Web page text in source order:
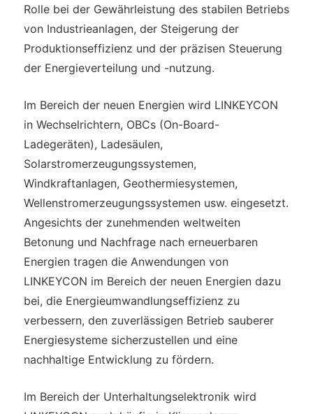
Rolle bei der Gewährleistung des stabilen Betriebs
von Industrieanlagen, der Steigerung der
Produktionseffizienz und der präzisen Steuerung
der Energieverteilung und -nutzung.
Im Bereich der neuen Energien wird LINKEYCON
in Wechselrichtern, OBCs (On-Board-
Ladegeräten), Ladesäulen,
Solarstromerzeugungssystemen,
Windkraftanlagen, Geothermiesystemen,
Wellenstromerzeugungssystemen usw. eingesetzt.
Angesichts der zunehmenden weltweiten
Betonung und Nachfrage nach erneuerbaren
Energien tragen die Anwendungen von
LINKEYCON im Bereich der neuen Energien dazu
bei, die Energieumwandlungseffizienz zu
verbessern, den zuverlässigen Betrieb sauberer
Energiesysteme sicherzustellen und eine
nachhaltige Entwicklung zu fördern.
Im Bereich der Unterhaltungselektronik wird